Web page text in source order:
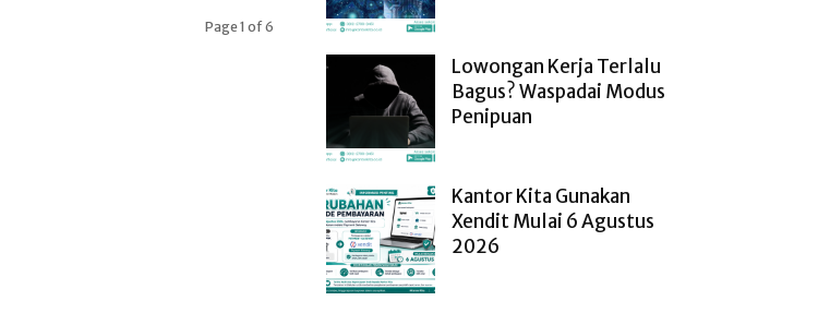
Page 1 of 6
Lowongan Kerja Terlalu
Bagus? Waspadai Modus
Penipuan
Kantor Kita Gunakan
Xendit Mulai 6 Agustus
2026